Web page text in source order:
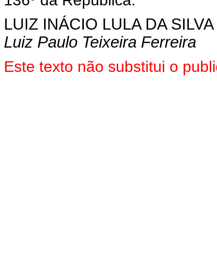
LUIZ INÁCIO LULA DA SILVA
Luiz Paulo Teixeira Ferreira
Este texto não substitui o